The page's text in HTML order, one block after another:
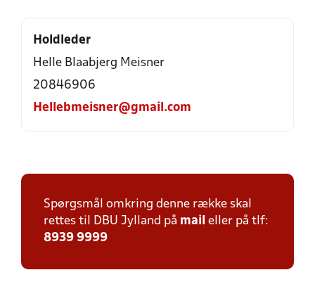
Holdleder
Helle Blaabjerg Meisner
20846906
Hellebmeisner@gmail.com
Spørgsmål omkring denne række skal
rettes til DBU Jylland på mail eller på tlf:
8939 9999